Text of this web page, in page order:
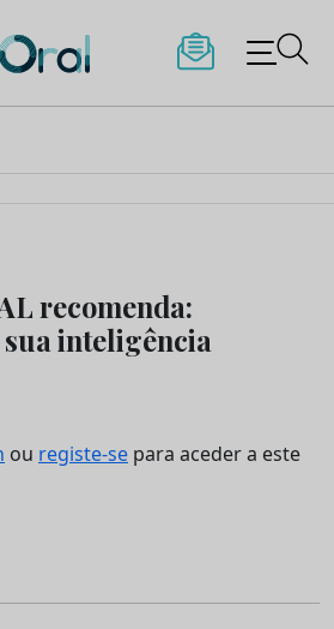
recomenda:
inteligência
ou registe-se para aceder a este